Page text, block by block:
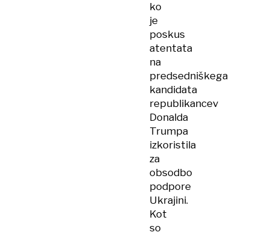
ko
je
poskus
atentata
na
predsedniškega
kandidata
republikancev
Donalda
Trumpa
izkoristila
za
obsodbo
podpore
Ukrajini.
Kot
so